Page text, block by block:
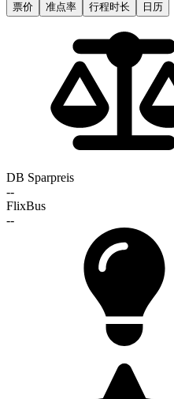
票价 准点率 行程时长 日历
DB Sparpreis
--
FlixBus
--